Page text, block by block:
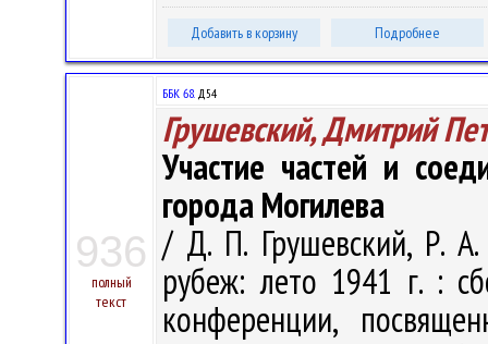
Добавить в корзину Подробнее
936
полный
текст
ББК 68.Д54
Грушевский, Дмитрий
Участие частей и
города Могилева
/ Д. П. Грушевский, Р.
рубеж: лето 1941 г. :
конференции,